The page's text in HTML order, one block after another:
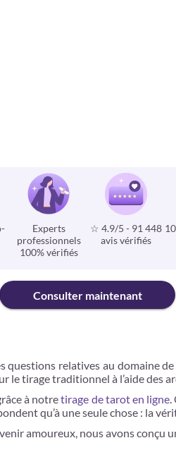
Experts
professionnels
100% vérifiés
☆ 4.9/5 - 91 448
avis vérifiés
Consulter maintenant
relatives au domaine
le tirage traditionnel à l’aide des
à notretirage de tarot en ligne.
qu’à une seule chose : la
amoureux, nous avons conçu